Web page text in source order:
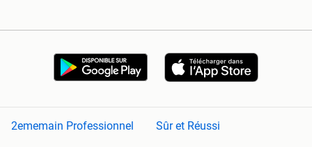
2ememain Professionnel
Sûr et Réussi